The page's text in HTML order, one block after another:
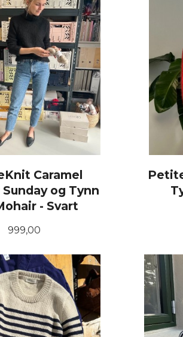
Caramel
og Tynn
- Svart
Pris
999,00
LES MER